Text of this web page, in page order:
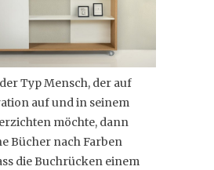
Typ Mensch, der auf
auf und in seinem
möchte, dann
Bücher nach Farben
die Buchrücken einem